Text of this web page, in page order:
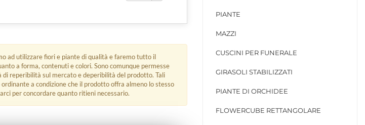
ad utilizzare fiori e piante di qualità e faremo tutto il
a forma, contenuti e colori. Sono comunque permesse
reperibilità sul mercato e deperibilità del prodotto. Tali
a condizione che il prodotto offra almeno lo stesso
per concordare quanto ritieni necessario.
PIANTE
MAZZI
CUSCINI PER FUNERALE
GIRASOLI STABILIZZATI
PIANTE DI ORCHIDEE
FLOWERCUBE RETTANGOLARE